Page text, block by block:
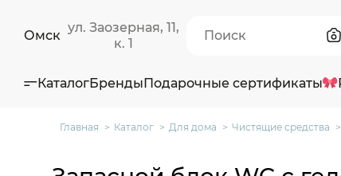
Омск
ул. Заозерная, 11,
к. 1
КаталогБрендыПодарочные сертификаты
Главная Каталог Для дома Чистящие средства